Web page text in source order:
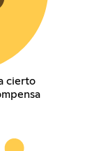
cierto